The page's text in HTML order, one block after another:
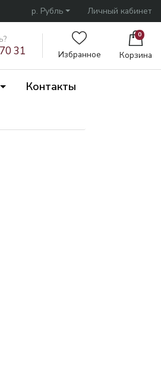
р. Рубль Личный кабинет
31 Избранное
0
Корзина
Контакты